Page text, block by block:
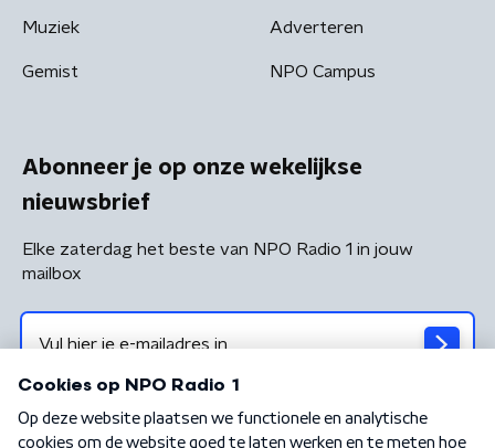
Muziek
Gemist
Adverteren
NPO Campus
Abonneer je op onze wekelijkse
nieuwsbrief
Elke zaterdag het beste van NPO Radio 1 in jouw
mailbox